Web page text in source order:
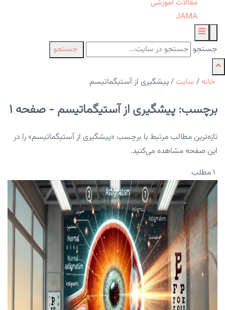
مقالات آموزشی
JAMA
جستجو جستجو
خانه / سایت /پیشگیری از آستیگماتیسم
برچسب: پیشگیری از آستیگماتیسم - صفحه 1
تازه‌ترین مطالب مرتبط با برچسب «پیشگیری از آستیگماتیسم» را در
این صفحه مشاهده می‌کنید.
۱ مطلب